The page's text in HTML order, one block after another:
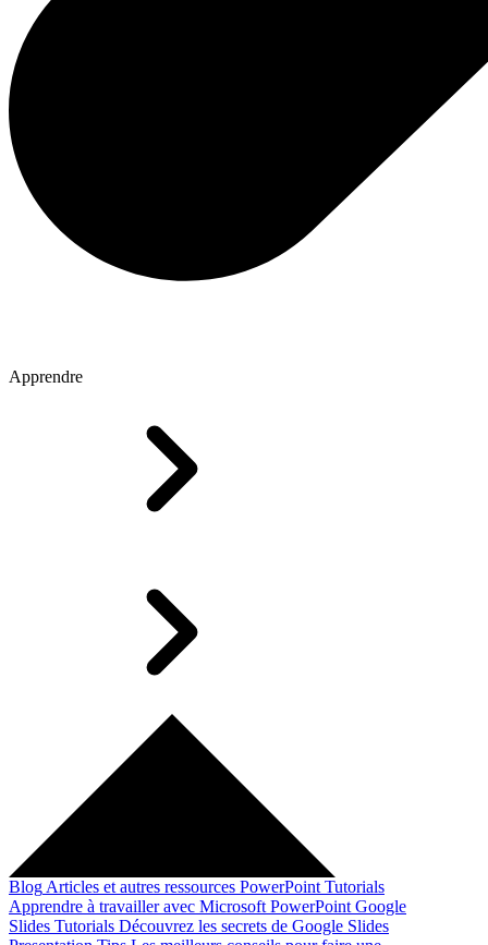
Apprendre
Blog Articles et autres ressources PowerPoint Tutorials
Apprendre à travailler avec Microsoft PowerPoint Google
Slides Tutorials Découvrez les secrets de Google Slides